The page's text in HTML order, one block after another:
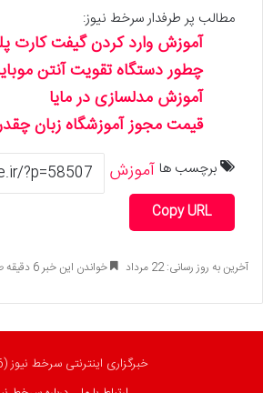
مطالب پر طرفدار سرخط نیوز:
آموزش وارد کردن گیفت کارت
چطور دستگاه تقویت آنتن
آموزش مدلسازی در مایا
قیمت مجوز آموزشگاه زبان
برچسب ها آموزش
Copy URL
آخرین به روز رسانی: 22 مرداد خواندن این خبر 6 دقیقه طول می کشد
خبرگزاری اینترنتی سرخط نیوز (2026)